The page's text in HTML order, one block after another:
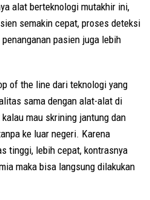
alat berteknologi mutakhir ini,
semakin cepat, proses deteksi
pasien juga lebih
of the line dari teknologi yang
sama dengan alat-alat di
mau skrining jantung dan
ke luar negeri. Karena
tinggi, lebih cepat, kontrasnya
maka bisa langsung dilakukan